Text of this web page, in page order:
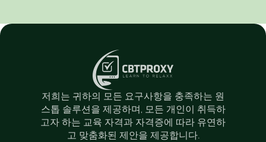
저희는 귀하의 모든 요구사항을 충족하는 원
스톱 솔루션을 제공하며, 모든 개인이 취득하
고자 하는 교육 자격과 자격증에 따라 유연하
고 맞춤화된 제안을 제공합니다.